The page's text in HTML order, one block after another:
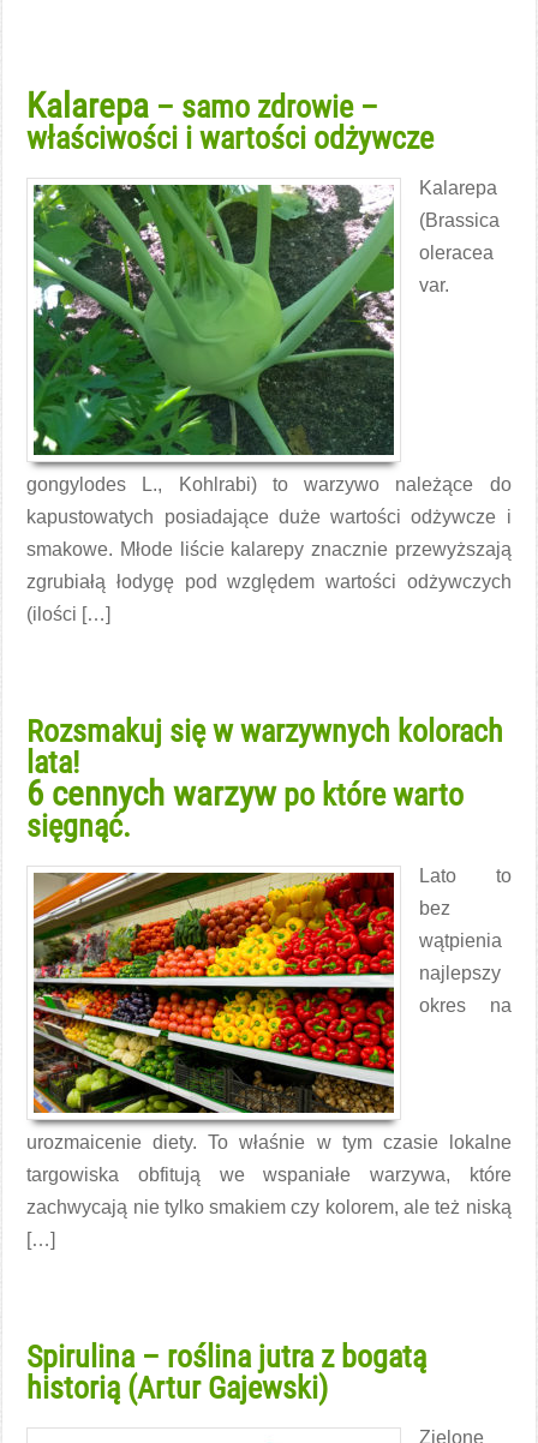
Kalarepa – samo zdrowie –
właściwości i wartości odżywcze
Kalarepa
(Brassica
oleracea
var.
gongylodes L., Kohlrabi) to warzywo należące do
kapustowatych posiadające duże wartości odżywcze i
smakowe. Młode liście kalarepy znacznie przewyższają
zgrubiałą łodygę pod względem wartości odżywczych
(ilości […]
Rozsmakuj się w warzywnych kolorach
lata!
6 cennych warzywpo które warto
sięgnąć.
Lato to
bez
wątpienia
najlepszy
okres na
urozmaicenie diety. To właśnie w tym czasie lokalne
targowiska obfitują we wspaniałe warzywa, które
zachwycają nie tylko smakiem czy kolorem, ale też niską
[…]
Spirulina – roślina jutra z bogatą
historią (Artur Gajewski)
Zielone